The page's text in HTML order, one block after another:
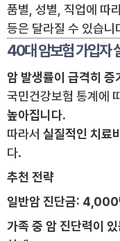
품별, 성별, 직업에 따
등은 달라질 수 있습니
40대 암보험 가입자
암 발생률이 급격히 증
국민건강보험 통계에
높아집니다.
따라서 실질적인 치료
다.
추천 전략
일반암 진단금: 4,000
가족 중 암 진단력이